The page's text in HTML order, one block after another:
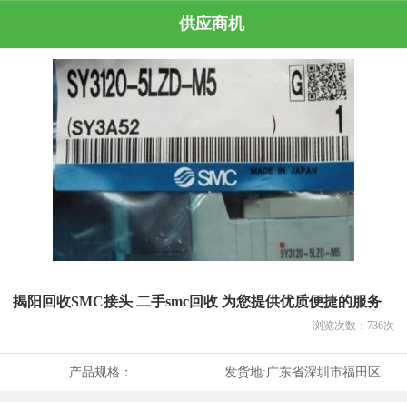
供应商机
揭阳回收SMC接头 二手smc回收 为您提供优质便捷的服务
浏览次数： 736次
产品规格： 发货地:广东省深圳市福田区